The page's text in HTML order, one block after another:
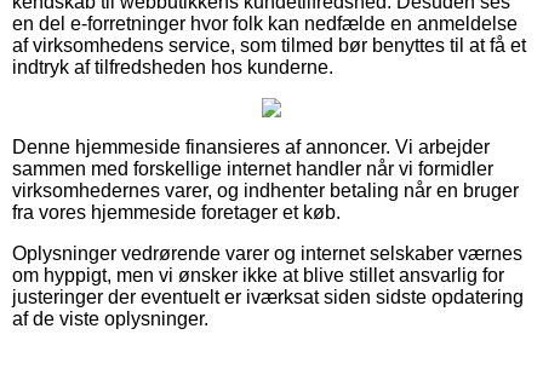
en del e-forretninger hvor folk kan nedfælde en anmeldelse
af virksomhedens service, som tilmed bør benyttes til at få et
indtryk af tilfredsheden hos kunderne.
Denne hjemmeside finansieres af annoncer. Vi arbejder
sammen med forskellige internet handler når vi formidler
virksomhedernes varer, og indhenter betaling når en bruger
fra vores hjemmeside foretager et køb.
Oplysninger vedrørende varer og internet selskaber værnes
om hyppigt, men vi ønsker ikke at blive stillet ansvarlig for
justeringer der eventuelt er iværksat siden sidste opdatering
af de viste oplysninger.